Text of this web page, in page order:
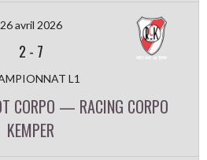
26 avril 2026
2 - 7
L1
CORPO — RACING CORPO
KEMPER